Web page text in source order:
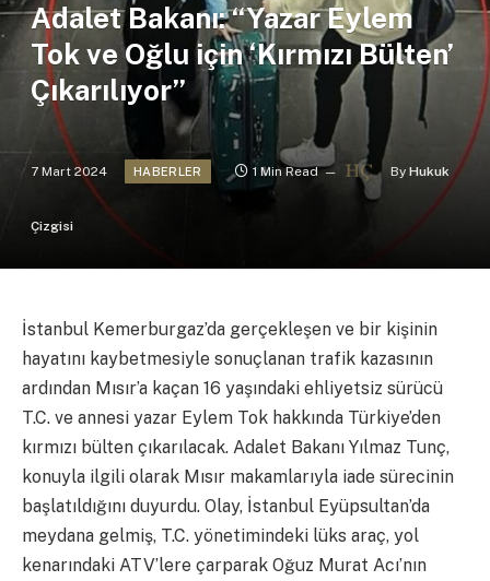
Adalet Bakanı: “Yazar Eylem
Tok ve Oğlu için ‘Kırmızı Bülten’
Çıkarılıyor”
7 Mart 2024 HABERLER 1 Min Read By Hukuk
Çizgisi
İstanbul Kemerburgaz’da gerçekleşen ve bir kişinin
hayatını kaybetmesiyle sonuçlanan trafik kazasının
ardından Mısır’a kaçan 16 yaşındaki ehliyetsiz sürücü
T.C. ve annesi yazar Eylem Tok hakkında Türkiye’den
kırmızı bülten çıkarılacak. Adalet Bakanı Yılmaz Tunç,
konuyla ilgili olarak Mısır makamlarıyla iade sürecinin
başlatıldığını duyurdu. Olay, İstanbul Eyüpsultan’da
meydana gelmiş, T.C. yönetimindeki lüks araç, yol
kenarındaki ATV’lere çarparak Oğuz Murat Acı’nın